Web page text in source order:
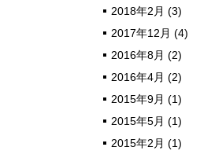
2018年2月 (3)
2017年12月 (4)
2016年8月 (2)
2016年4月 (2)
2015年9月 (1)
2015年5月 (1)
2015年2月 (1)